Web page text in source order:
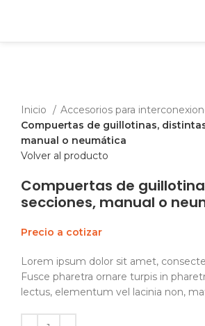
Inicio
Accesorios para
Compuertas de guillotinas,
manual o neumática
Volver al producto
Compuertas de
secciones, manual o
Precio a cotizar
Lorem ipsum dolor sit amet,
Fusce pharetra ornare turpis in
lectus, elementum vel lacinia non,